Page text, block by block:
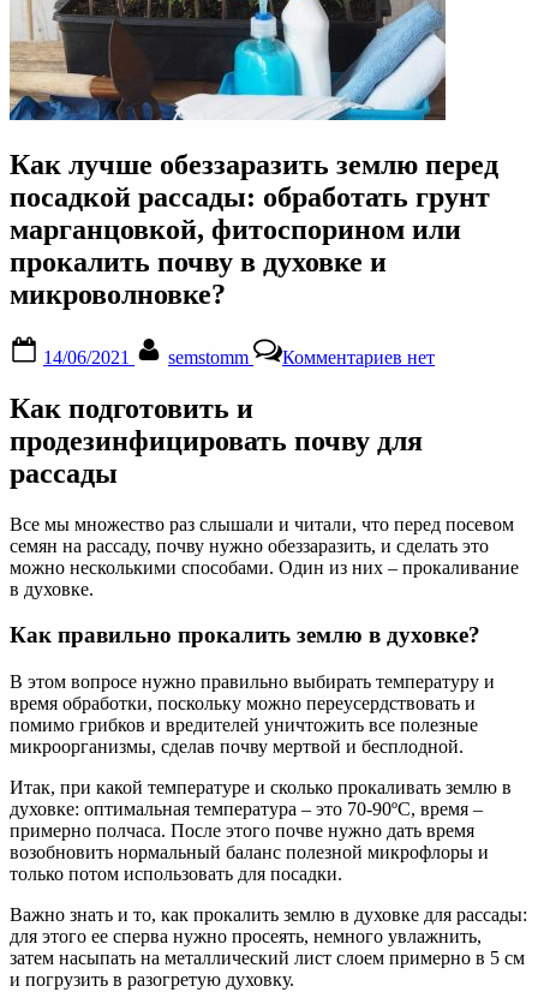
Как лучше обеззаразить землю перед
посадкой рассады: обработать грунт
марганцовкой, фитоспорином или
прокалить почву в духовке и
микроволновке?
on
14/06/2021 semstomm Комментариевзаписи
землю
рассады:
обработать
грунт
марганцовкой,
прокалить
в
духовке
и
микроволновке?
нет
Как подготовить и
продезинфицировать почву для
рассады
Все мы множество раз слышали и читали, что перед посевом
семян на рассаду, почву нужно обеззаразить, и сделать это
можно несколькими способами. Один из них – прокаливание
в духовке.
Как правильно прокалить землю в духовке?
В этом вопросе нужно правильно выбирать температуру и
время обработки, поскольку можно переусердствовать и
помимо грибков и вредителей уничтожить все полезные
микроорганизмы, сделав почву мертвой и бесплодной.
Итак, при какой температуре и сколько прокаливать землю в
духовке: оптимальная температура – это 70-90ºС, время –
примерно полчаса. После этого почве нужно дать время
возобновить нормальный баланс полезной микрофлоры и
только потом использовать для посадки.
Важно знать и то, как прокалить землю в духовке для рассады:
для этого ее сперва нужно просеять, немного увлажнить,
затем насыпать на металлический лист слоем примерно в 5 см
и погрузить в разогретую духовку.